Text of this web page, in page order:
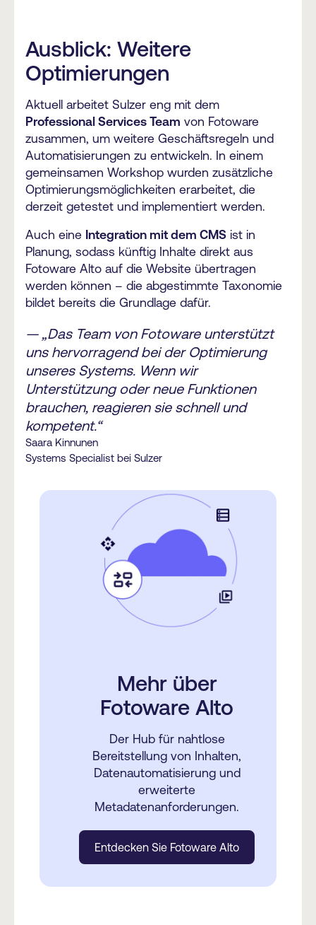
Ausblick: Weitere
Optimierungen
Aktuell arbeitet Sulzer eng mit dem
Professional Services Team von Fotoware
zusammen, um weitere Geschäftsregeln und
Automatisierungen zu entwickeln. In einem
gemeinsamen Workshop wurden zusätzliche
Optimierungsmöglichkeiten erarbeitet, die
derzeit getestet und implementiert werden.
Auch eine Integration mit dem CMS ist in
Planung, sodass künftig Inhalte direkt aus
Fotoware Alto auf die Website übertragen
werden können – die abgestimmte Taxonomie
bildet bereits die Grundlage dafür.
— „Das Team von Fotoware unterstützt
uns hervorragend bei der Optimierung
unseres Systems. Wenn wir
Unterstützung oder neue Funktionen
brauchen, reagieren sie schnell und
kompetent.“
Saara Kinnunen
Systems Specialist bei Sulzer
Mehr über
Fotoware Alto
Der Hub für nahtlose
Bereitstellung von Inhalten,
Datenautomatisierung und
erweiterte
Metadatenanforderungen.
Entdecken Sie Fotoware Alto